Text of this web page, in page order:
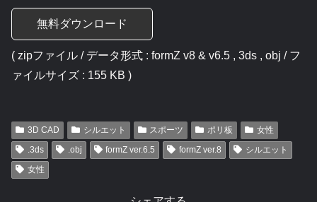
無料ダウンロード
( zipファイル / データ形式 : formZ v8 & v6.5 , 3ds , obj / フ
ァイルサイズ : 155 KB )
3D CAD シルエット スポーツ ポリ板
女性
.3ds
.obj formZ ver.6.5 formZ ver.8
シルエット
女性